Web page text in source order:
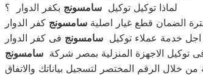
لماذا توكيل توكيل سامسونج بكفر الدوار ؟
الضمان قطع غيار اصلية سامسونج كفر الدوار
خدمة عملاء توكيل سامسونج فى كفر الدوار
توكيل الاجهزة المنزلية بمصر شركة سامسونج
خلال الرقم المختصر لتسجيل بياناتك والاتفاق